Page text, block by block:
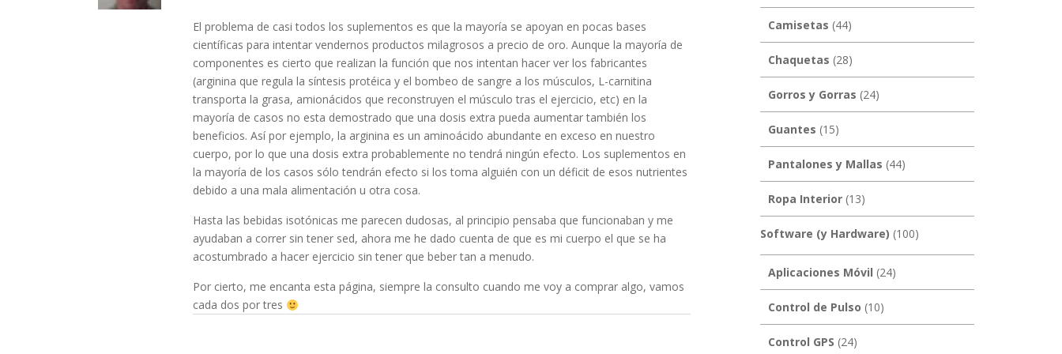
El problema de casi todos los suplementos es que la mayoría se apoyan en pocas bases
científicas para intentar vendernos productos milagrosos a precio de oro. Aunque la mayoría de
componentes es cierto que realizan la función que nos intentan hacer ver los fabricantes
(arginina que regula la síntesis protéica y el bombeo de sangre a los músculos, L-carnitina
transporta la grasa, amionácidos que reconstruyen el músculo tras el ejercicio, etc) en la
mayoría de casos no esta demostrado que una dosis extra pueda aumentar también los
beneficios. Así por ejemplo, la arginina es un aminoácido abundante en exceso en nuestro
cuerpo, por lo que una dosis extra probablemente no tendrá ningún efecto. Los suplementos en
la mayoría de los casos sólo tendrán efecto si los toma alguién con un déficit de esos nutrientes
debido a una mala alimentación u otra cosa.
Hasta las bebidas isotónicas me parecen dudosas, al principio pensaba que funcionaban y me
ayudaban a correr sin tener sed, ahora me he dado cuenta de que es mi cuerpo el que se ha
acostumbrado a hacer ejercicio sin tener que beber tan a menudo.
Por cierto, me encanta esta página, siempre la consulto cuando me voy a comprar algo, vamos
cada dos por tres
Camisetas (44)
Chaquetas (28)
Gorros y Gorras (24)
Guantes (15)
Pantalones y Mallas (44)
Ropa Interior(13)
Software (y Hardware) (100)
Aplicaciones Móvil (24)
Control de Pulso (10)
Control GPS (24)